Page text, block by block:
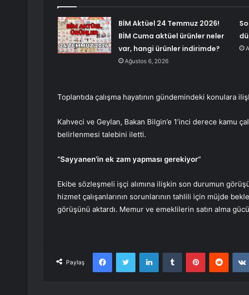
BİM Aktüel 24 Temmuz 2026!
BİM Cuma aktüel ürünler neler
var, hangi ürünler indirimde?
Ağustos 6, 2026
Toplantıda çalışma hayatının gündemindeki konulara
Kahveci ve Geylan, Bakan Bilgin’e 1’inci derece kamu
belirlenmesi talebini iletti.
“Sayyanen’in ek zam yapması gerekiyor”
Ekibe sözleşmeli işçi alımına ilişkin son durumun
hizmet çalışanlarının sorunlarının tahlili için müjde
görüşünü aktardı. Memur ve emeklilerin satın alma
Paylaş
FacebookTwitter LinkedInTumblr PinterestReddit